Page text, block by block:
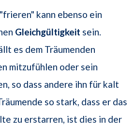
kann ebenso ein
Gleichgültigkeit sein.
es dem Träumenden
mitzufühlen oder sein
so dass andere ihn für kalt
so stark, dass er das
zu erstarren, ist dies in der